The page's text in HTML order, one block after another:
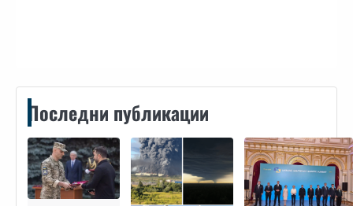
Последни публикации